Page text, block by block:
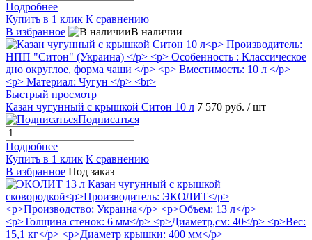
Подробнее
Купить в 1 клик К сравнению
В избранное
В наличии
Быстрый просмотр
Казан чугунный с крышкой Ситон 10 л 7 570 руб. / шт
Подписаться
Подробнее
Купить в 1 клик К сравнению
В избранное Под заказ